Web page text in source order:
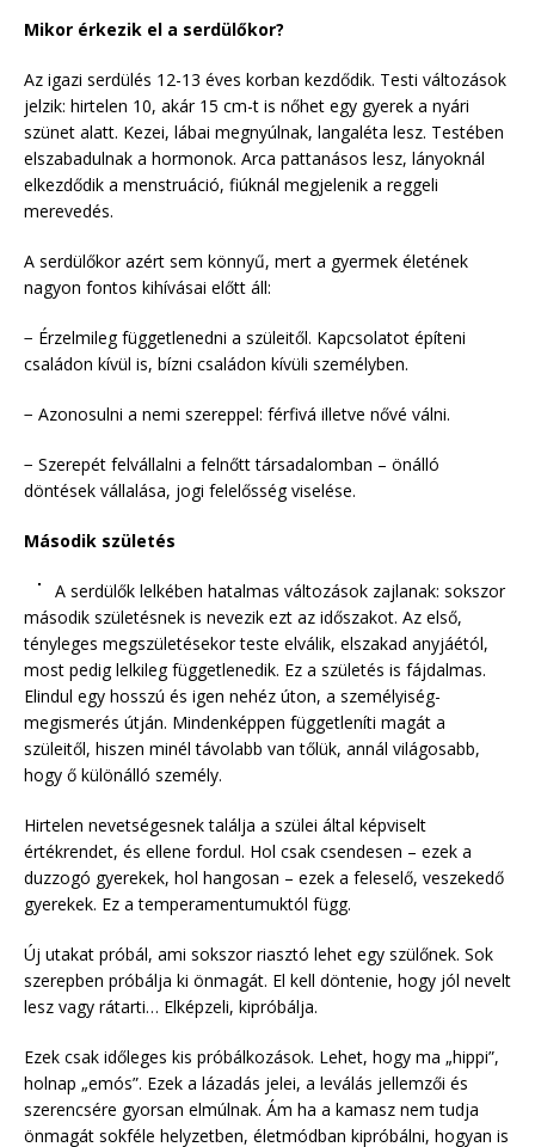
Mikor érkezik el a serdülőkor?
Az igazi serdülés 12-13 éves korban kezdődik. Testi változások
jelzik: hirtelen 10, akár 15 cm-t is nőhet egy gyerek a nyári
szünet alatt. Kezei, lábai megnyúlnak, langaléta lesz. Testében
elszabadulnak a hormonok. Arca pattanásos lesz, lányoknál
elkezdődik a menstruáció, fiúknál megjelenik a reggeli
merevedés.
A serdülőkor azért sem könnyű, mert a gyermek életének
nagyon fontos kihívásai előtt áll:
− Érzelmileg függetlenedni a szüleitől. Kapcsolatot építeni
családon kívül is, bízni családon kívüli személyben.
− Azonosulni a nemi szereppel: férfivá illetve nővé válni.
− Szerepét felvállalni a felnőtt társadalomban – önálló
döntések vállalása, jogi felelősség viselése.
Második születés
A serdülők lelkében hatalmas változások zajlanak: sokszor
második születésnek is nevezik ezt az időszakot. Az első,
tényleges megszületésekor teste elválik, elszakad anyjáétól,
most pedig lelkileg függetlenedik. Ez a születés is fájdalmas.
Elindul egy hosszú és igen nehéz úton, a személyiség-
megismerés útján. Mindenképpen függetleníti magát a
szüleitől, hiszen minél távolabb van tőlük, annál világosabb,
hogy ő különálló személy.
Hirtelen nevetségesnek találja a szülei által képviselt
értékrendet, és ellene fordul. Hol csak csendesen – ezek a
duzzogó gyerekek, hol hangosan – ezek a feleselő, veszekedő
gyerekek. Ez a temperamentumuktól függ.
Új utakat próbál, ami sokszor riasztó lehet egy szülőnek. Sok
szerepben próbálja ki önmagát. El kell döntenie, hogy jól nevelt
lesz vagy rátarti… Elképzeli, kipróbálja.
Ezek csak időleges kis próbálkozások. Lehet, hogy ma „hippi”,
holnap „emós”. Ezek a lázadás jelei, a leválás jellemzői és
szerencsére gyorsan elmúlnak. Ám ha a kamasz nem tudja
önmagát sokféle helyzetben, életmódban kipróbálni, hogyan is